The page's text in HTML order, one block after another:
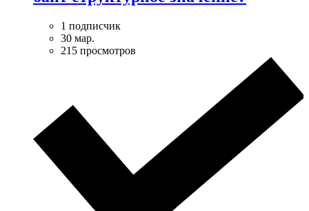
1 подписчик
30 мар.
215 просмотров